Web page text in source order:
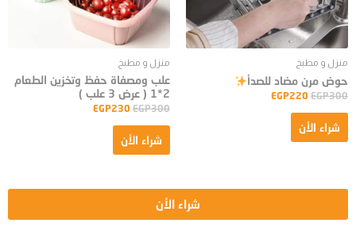
منزل و مطبخ
حوض مرن مضاد للصدأ
EGP300
EGP220
شراء الأن
منزل و مطبخ
علب ومصفاة حفظ وتخزين الطعام
2*1 ( عرض 3 علب )
EGP300
EGP230
شراء الأن
شراء الأن
جميع الحقوق محفوظة لدى موقع شيكو ستور © 2023